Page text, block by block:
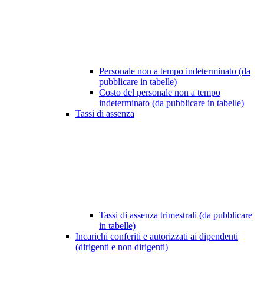
Personale non a tempo indeterminato (da
pubblicare in tabelle)
Costo del personale non a tempo
indeterminato (da pubblicare in tabelle)
Tassi di assenza
Tassi di assenza trimestrali (da pubblicare
in tabelle)
Incarichi conferiti e autorizzati ai dipendenti
(dirigenti e non dirigenti)